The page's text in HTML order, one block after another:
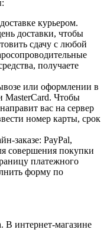
курьером.
доставки, чтобы
сдачу с любой
получаете
или оформлении в
MasterCard. Чтобы
вас на сервер
номер карты, срок
заказе: PayPal,
совершения покупки
платежного
форму по
В интернет-магазине